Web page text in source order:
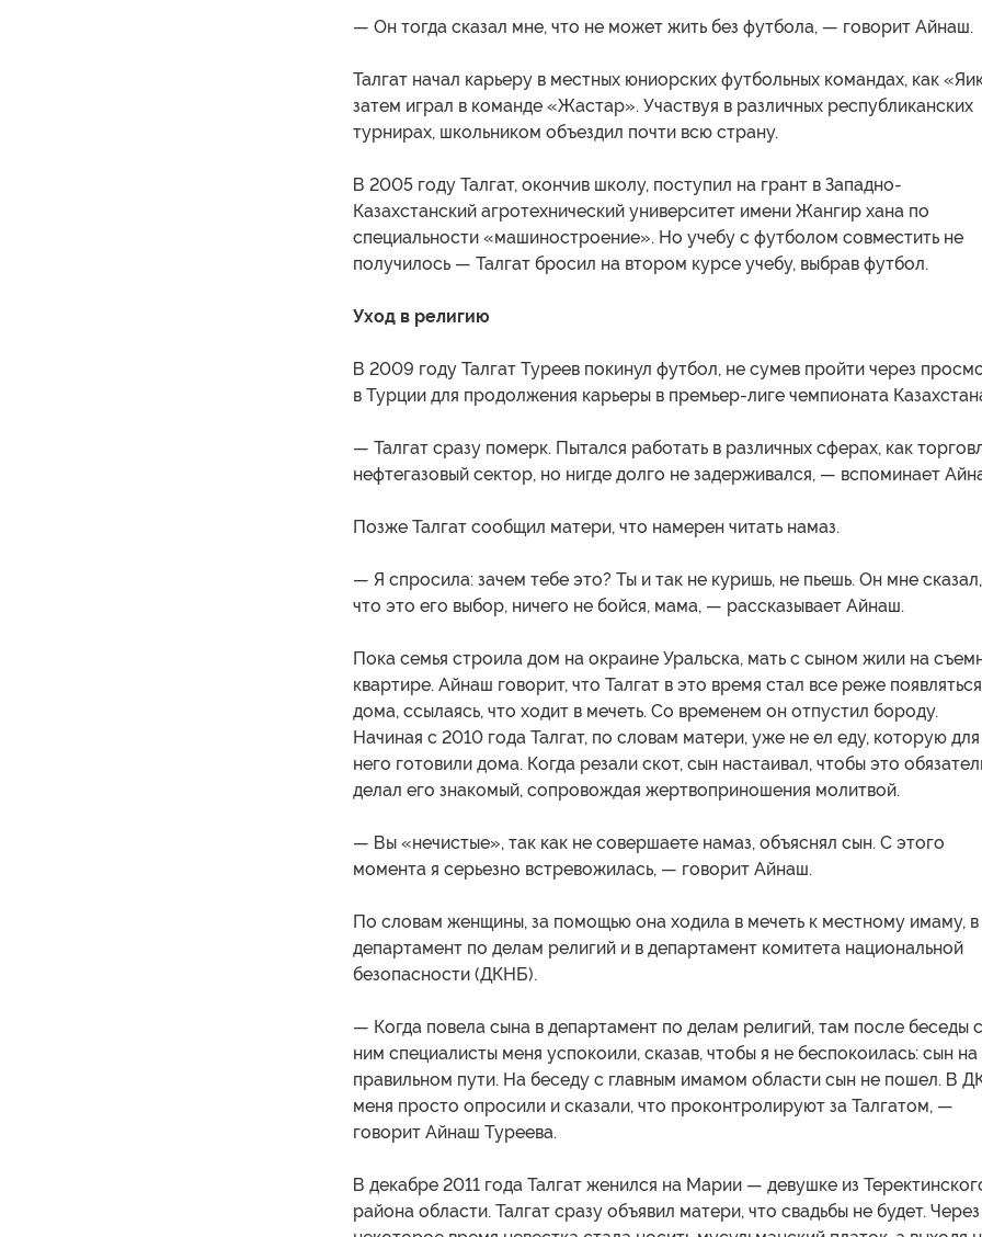
— Он тогда сказал мне, что не может жить без футбола, — говорит Айнаш.
Талгат начал карьеру в местных юниорских футбольных командах, как
затем играл в команде «Жастар». Участвуя в различных республиканских
турнирах, школьником объездил почти всю страну.
В 2005 году Талгат, окончив школу, поступил на грант в Западно-
Казахстанский агротехнический университет имени Жангир хана по
специальности «машиностроение». Но учебу с футболом совместить не
получилось — Талгат бросил на втором курсе учебу, выбрав футбол.
Уход в религию
В 2009 году Талгат Туреев покинул футбол, не сумев пройти через
в Турции для продолжения карьеры в премьер-лиге чемпионата
— Талгат сразу померк. Пытался работать в различных сферах, как
нефтегазовый сектор, но нигде долго не задерживался, — вспоминает
Позже Талгат сообщил матери, что намерен читать намаз.
— Я спросила: зачем тебе это? Ты и так не куришь, не пьешь. Он мне сказал,
что это его выбор, ничего не бойся, мама, — рассказывает Айнаш.
Пока семья строила дом на окраине Уральска, мать с сыном жили на
квартире. Айнаш говорит, что Талгат в это время стал все реже появляться
дома, ссылаясь, что ходит в мечеть. Со временем он отпустил бороду.
Начиная с 2010 года Талгат, по словам матери, уже не ел еду, которую для
него готовили дома. Когда резали скот, сын настаивал, чтобы это
делал его знакомый, сопровождая жертвоприношения молитвой.
— Вы «нечистые», так как не совершаете намаз, объяснял сын. С этого
момента я серьезно встревожилась, — говорит Айнаш.
По словам женщины, за помощью она ходила в мечеть к местному имаму, в
департамент по делам религий и в департамент комитета национальной
безопасности (ДКНБ).
— Когда повела сына в департамент по делам религий, там после беседы с
ним специалисты меня успокоили, сказав, чтобы я не беспокоилась: сын на
правильном пути. На беседу с главным имамом области сын не пошел. В
меня просто опросили и сказали, что проконтролируют за Талгатом, —
говорит Айнаш Туреева.
В декабре 2011 года Талгат женился на Марии — девушке из
района области. Талгат сразу объявил матери, что свадьбы не будет. Через